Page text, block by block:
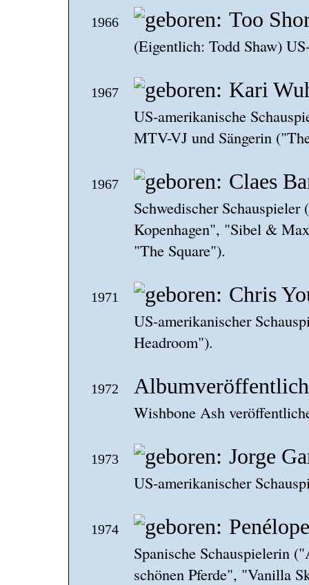
1966 Too
(Eigentlich: Todd Shaw)
1967 Kari
US-amerikanische
MTV-VJ und Sängerin
1967 Claes
Schwedischer
Kopenhagen", "Sibel &
"The Square").
1971 Chris
US-amerikanischer
Headroom").
1972
Wishbone Ash
1973 Jorge
US-amerikanischer
1974
Spanische Schauspielerin
schönen Pferde", "Vanilla